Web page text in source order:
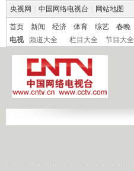
央视网 中国网络电视台 网站地图
首页 新闻 经济 体育 综艺 春晚
电视
频道大全 栏目大全 节目大全